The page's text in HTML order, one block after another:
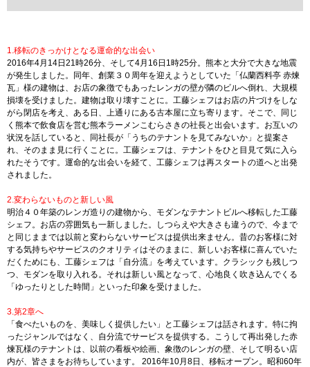
1.移転のきっかけとなる運命的な出会い
2016年4月14日21時26分、そして4月16日1時25分。熊本と大分で大きな地震
が発生しました。同年、創業３０周年を迎えようとしていた「仏蘭西料亭 赤煉
瓦」様の建物は、お店の象徴でもあったレンガの壁が隣のビルへ倒れ、大規模
損壊を受けました。建物は取り壊すことに。工藤シェフはお店の片づけをしな
がら閉店を考え、ある日、上通りにある古本屋に立ち寄ります。そこで、同じ
く熊本で飲食店を営む熊本ラーメンこむらさきの社長と出会います。お互いの
状況を話していると、同社長が「うちのテナントを見てみないか」と提案さ
れ、そのまま見に行くことに。工藤シェフは、テナントをひと目見て気に入ら
れたそうです。運命的な出会いを経て、工藤シェフは再スタートの道へと出発
されました。
2.変わらないものと新しい風
明治４０年築のレンガ造りの建物から、モダンなテナントビルへ移転した工藤
シェフ。お店の雰囲気も一新しました。しつらえや大きさも違うので、今まで
と同じままでは以前と変わらないサービスは提供出来ません。昔のお客様に対
する気持ちやサービスのクオリティはそのままに、新しいお客様に喜んでいた
だくためにも、工藤シェフは「自分流」を考えています。クラシックも残しつ
つ、モダンを取り入れる。それは新しい風となって、心地良く吹き込んでくる
「ゆったりとした時間」といった印象を受けました。
3.第2章へ
「食べたいものを、美味しく提供したい」と工藤シェフは話されます。特に拘
ったジャンルではなく、自分流でサービスを提供する。こうして再出発した赤
煉瓦様のテナントは、以前の看板や絵画、象徴のレンガの壁、そして明るい店
内が、皆さまをお待ちしています。 2016年10月8日、移転オープン。昭和60年